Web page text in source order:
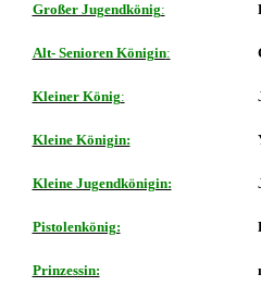
Großer Jugendkönig:
Alt- Senioren Königin:
Kleiner König:
Kleine Königin:
Kleine Jugendkönigin:
Pistolenkönig:
Prinzessin: